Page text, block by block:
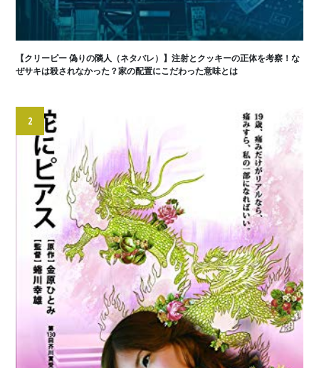
【クリーピー 偽りの隣人（ネタバレ）】注射とクッキーの正体を考察！な
ぜサキは殺されなかった？家の配置にこだわった意味とは
2